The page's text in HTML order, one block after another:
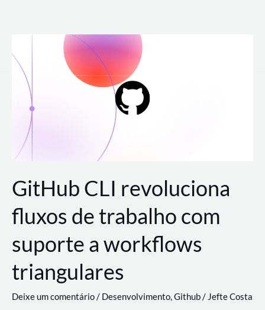
para
conteúdo
GitHub CLI revoluciona
fluxos de trabalho com
suporte a workflows
triangulares
Deixe um comentário/ Desenvolvimento,Github/ Jefte Costa